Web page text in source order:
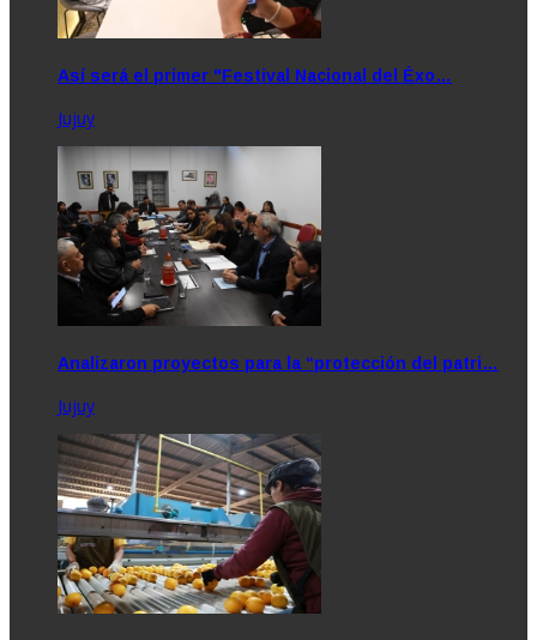
Así será el primer "Festival Nacional del Éxo…
Jujuy
Analizaron proyectos para la “protección del patri…
Jujuy